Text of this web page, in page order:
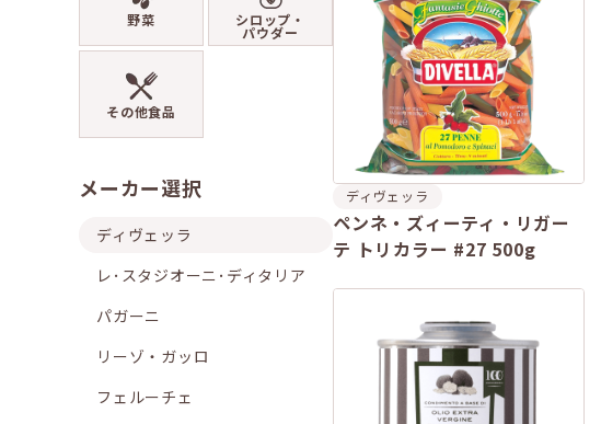
野菜 シロップ・
パウダー
その他食品
メーカー選択
ディヴェッラ
レ･スタジオーニ･ディタリア
パガーニ
リーゾ・ガッロ
フェルーチェ
ディヴェッラ
ペンネ・ズィーティ・リガー
テ トリカラー #27 500g